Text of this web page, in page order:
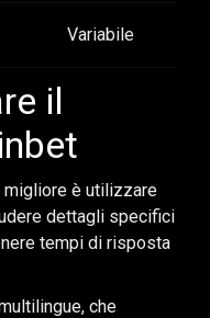
Variabile
il
è utilizzare
dettagli specifici
tempi di risposta
che